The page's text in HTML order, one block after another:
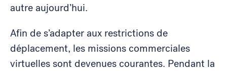
autre aujourd’hui.
Afin de s’adapter aux restrictions de
déplacement, les missions commerciales
virtuelles sont devenues courantes. Pendant la